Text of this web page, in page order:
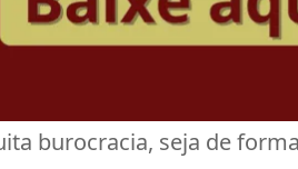
burocracia, seja de